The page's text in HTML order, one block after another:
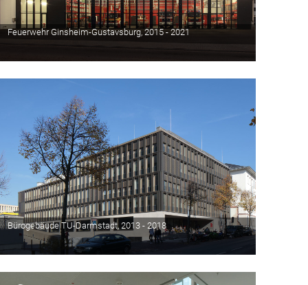
Feuerwehr Ginsheim-Gustavsburg, 2015 - 2021
Bürogebäude TU-Darmstadt, 2013 - 2018